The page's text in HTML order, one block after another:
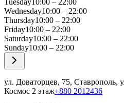
Wednesday10:00 – 22:00
Thursday10:00 – 22:00
Friday10:00 – 22:00
Saturday10:00 – 22:00
Sunday10:00 – 22:00
ул. Доваторцев, 75, Ставрополь,
Космос 2 этаж+880 2012436